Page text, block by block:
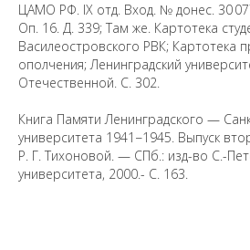
ЦАМО РФ. IX отд. Вход. № донес. 30
Оп. 16. Д. 339; Там же. Картотека
Василеостровского РВК; Картотека
ополчения; Ленинградский
Отечественной. С. 302.
Книга Памяти Ленинградского —
университета 1941−1945. Выпуск
Р. Г. Тихоновой. — СПб.: изд-во С.-
университета, 2000.- С. 163.
Предложить
дополнения к материалу
Уважаемые универсанты и гости! Если
вы заметили неточность в
сведениях, пожалуйста, сообщите об